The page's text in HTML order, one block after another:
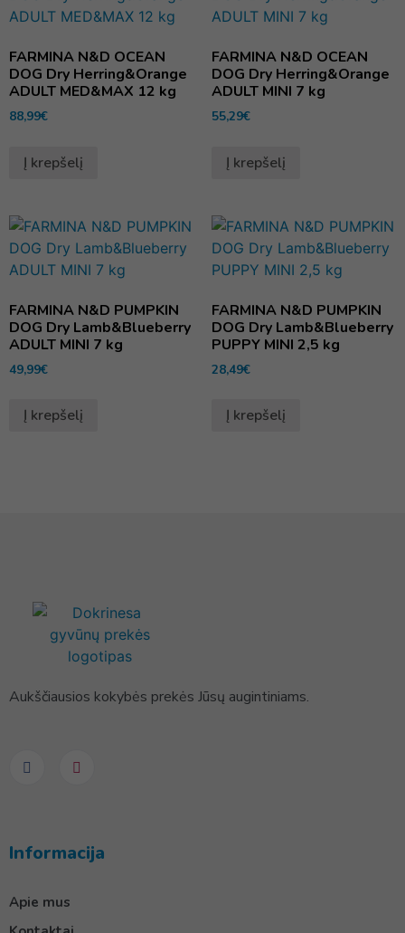
FARMINA N&D OCEAN
DOG Dry Herring&Orange
ADULT MED&MAX 12 kg
88,99€
Į krepšelį
FARMINA N&D OCEAN
DOG Dry Herring&Orange
ADULT MINI 7 kg
55,29€
Į krepšelį
FARMINA N&D PUMPKIN
DOG Dry Lamb&Blueberry
ADULT MINI 7 kg
49,99€
Į krepšelį
FARMINA N&D PUMPKIN
DOG Dry Lamb&Blueberry
PUPPY MINI 2,5 kg
28,49€
Į krepšelį
Aukščiausios kokybės prekės Jūsų augintiniams.
Informacija
Apie mus